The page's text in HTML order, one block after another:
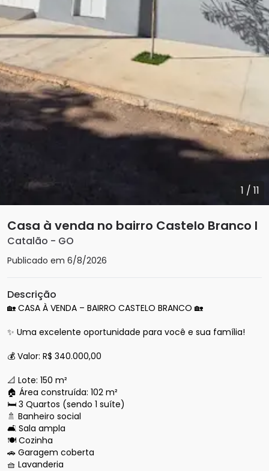
1 / 11
Casa à venda no bairro Castelo Branco I
Catalão - GO
Publicado em 6/8/2026
Descrição
🏡 CASA À VENDA – BAIRRO CASTELO BRANCO 🏡
✨ Uma excelente oportunidade para você e sua família!
💰 Valor: R$ 340.000,00
📐 Lote: 150 m²
🏠 Área construída: 102 m²
🛏️ 3 Quartos (sendo 1 suíte)
🚿 Banheiro social
🛋️ Sala ampla
🍽️ Cozinha
🚗 Garagem coberta
🧺 Lavanderia